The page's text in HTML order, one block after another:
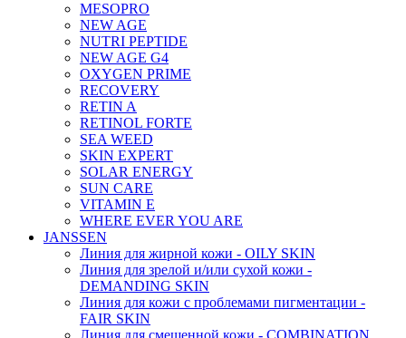
MESOPRO
NEW AGE
NUTRI PEPTIDE
NEW AGE G4
OXYGEN PRIME
RECOVERY
RETIN A
RETINOL FORTE
SEA WEED
SKIN EXPERT
SOLAR ENERGY
SUN CARE
VITAMIN E
WHERE EVER YOU ARE
JANSSEN
Линия для жирной кожи - OILY SKIN
Линия для зрелой и/или сухой кожи -
DEMANDING SKIN
Линия для кожи с проблемами пигментации -
FAIR SKIN
Линия для смешенной кожи - COMBINATION